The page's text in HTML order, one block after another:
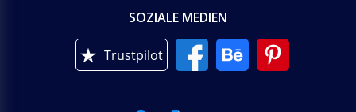
SOZIALE MEDIEN
Trustpilot